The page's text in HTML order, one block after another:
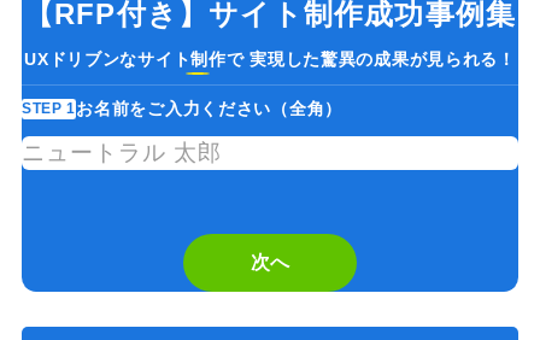
【RFP付き】サイト制作成功事例集
UXドリブンなサイト制作で 実現した驚異の成果が見られる！
STEP 1お名前をご入力ください（全角）
If
you
a
human,
ignore
this
次へ